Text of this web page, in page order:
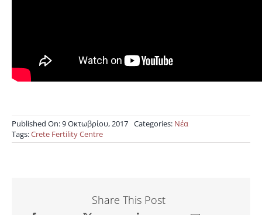
Published On: 9 Οκτωβρίου, 2017 Categories: Νέα
Tags:Crete Fertility Centre
Share This Post